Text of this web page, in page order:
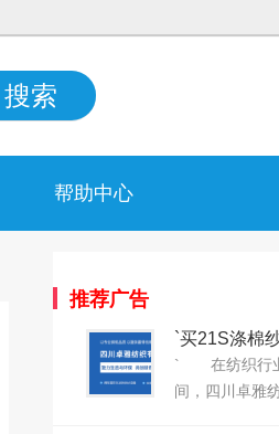
搜索
帮助中心
推荐广告
`买21S涤棉
织给您“打折”
` 在纺织行
间，四川卓雅